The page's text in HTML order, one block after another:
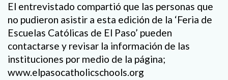
El entrevistado compartió que las personas que
no pudieron asistir a esta edición de la ‘Feria de
Escuelas Católicas de El Paso’ pueden
contactarse y revisar la información de las
instituciones por medio de la página;
www.elpasocatholicschools.org